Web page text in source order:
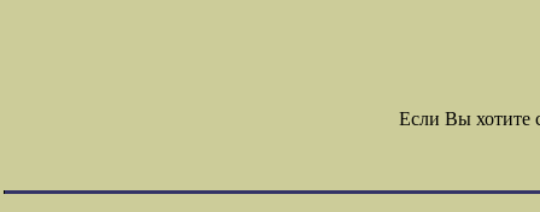
Если Вы хотите